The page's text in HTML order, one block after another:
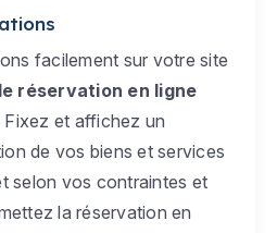
facilement sur votre site
réservation en ligne
et affichez un
de vos biens et services
selon vos contraintes et
la réservation en